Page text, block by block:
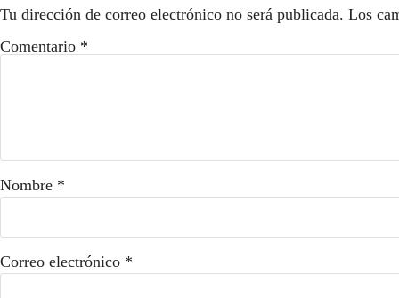
Tu dirección de correo electrónico no será publicada. Los
Comentario *
Nombre *
Correo electrónico *